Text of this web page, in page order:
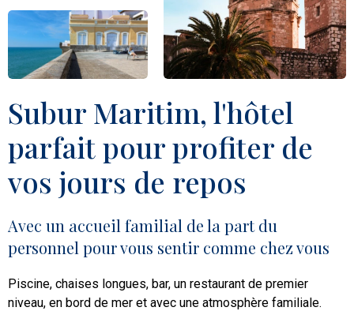
Subur Maritim, l'hôtel
parfait pour profiter de
vos jours de repos
Avec un accueil familial de la part du
personnel pour vous sentir comme chez vous
Piscine, chaises longues, bar, un restaurant de premier
niveau, en bord de mer et avec une atmosphère familiale.